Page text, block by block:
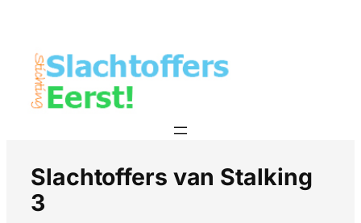
Slachtoffers van Stalking
3